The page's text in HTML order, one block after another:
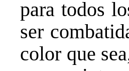
para todos
ser
color que